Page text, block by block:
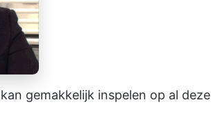
gemakkelijk inspelen op al deze